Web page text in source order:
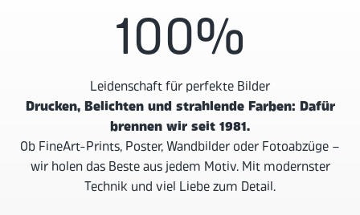
100%
Leidenschaft für perfekte Bilder
Drucken, Belichten und strahlende Farben: Dafür
brennen wir seit 1981.
Ob FineArt-Prints, Poster, Wandbilder oder Fotoabzüge –
wir holen das Beste aus jedem Motiv. Mit modernster
Technik und viel Liebe zum Detail.